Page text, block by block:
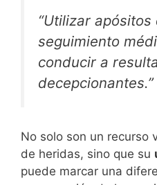
“Utilizar
seguimiento
conducir a
decepcionantes.”
No solo son un recurso
de heridas, sino que su
puede marcar una